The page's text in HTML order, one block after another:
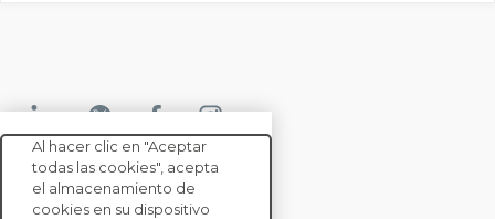
CONTACTE CON NOSOTROS
Al hacer clic en "Aceptar
todas las cookies", acepta
el almacenamiento de
cookies en su dispositivo